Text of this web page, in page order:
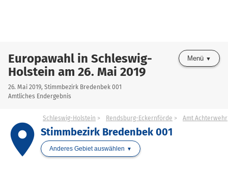
Europawahl in Schleswig-
Holstein am 26. Mai 2019
26. Mai 2019, Stimmbezirk Bredenbek 001
Amtliches Endergebnis
Menü
place
Schleswig-Holstein Rendsburg-Eckernförde Amt Achterwehr
Stimmbezirk Bredenbek 001
Anderes Gebiet auswählen